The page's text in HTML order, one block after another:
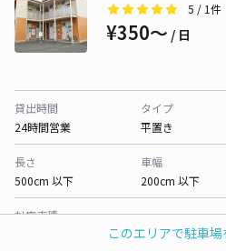
このエリアで駐車
5 / 1件
¥350〜 / 日
貸出時間
24時間営業
タイプ
平置き
長さ
500cm 以下
車幅
200cm 以下
対応車種
軽自動車コンパクトカー中型車